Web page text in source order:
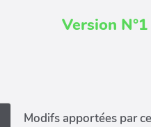
Version
Modifs apportées par